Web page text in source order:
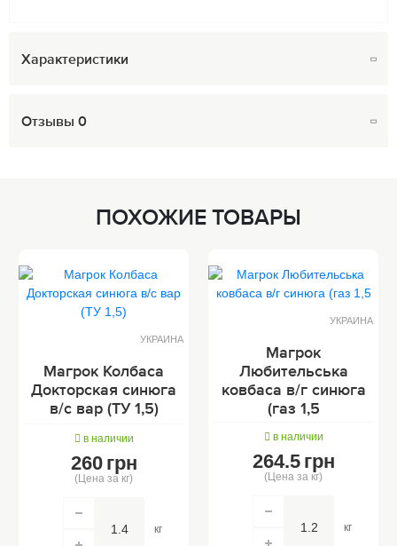
Характеристики
Отзывы 0
ПОХОЖИЕ ТОВАРЫ
УКРАИНА
Магрок Колбаса
Докторская синюга
в/с вар (ТУ 1,5)
в наличии
260 грн
(Цена за кг)
кг
УКРАИНА
Магрок
Любительська
ковбаса в/г синюга
(газ 1,5
в наличии
264.5 грн
(Цена за кг)
кг